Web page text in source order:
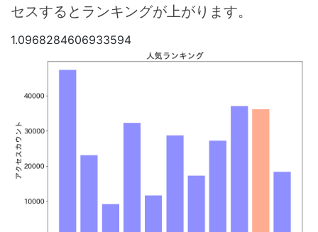
セスするとランキングが上がります。
1.0968284606933594